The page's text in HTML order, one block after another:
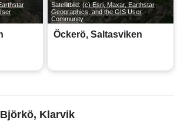
Satellitbild: (c) Esri, Maxar, Earthstar
Geographics, and the GIS User
Community
Öckerö, Saltasviken
Klarvik